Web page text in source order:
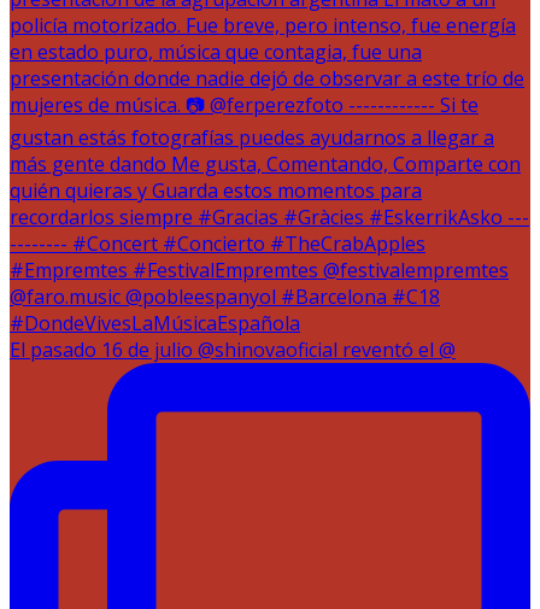
El pasado 16 de julio @shinovaoficial reventó el @